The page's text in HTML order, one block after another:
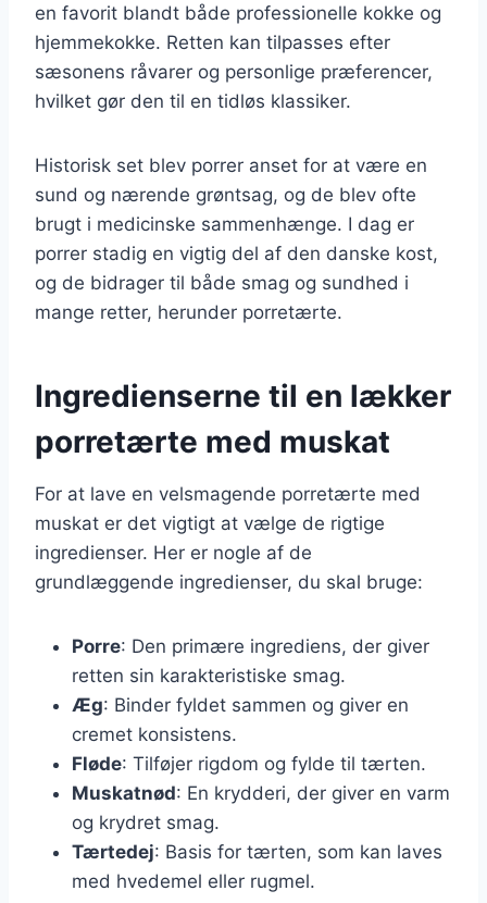
en favorit blandt både professionelle kokke og
hjemmekokke. Retten kan tilpasses efter
sæsonens råvarer og personlige præferencer,
hvilket gør den til en tidløs klassiker.
Historisk set blev porrer anset for at være en
sund og nærende grøntsag, og de blev ofte
brugt i medicinske sammenhænge. I dag er
porrer stadig en vigtig del af den danske kost,
og de bidrager til både smag og sundhed i
mange retter, herunder porretærte.
Ingredienserne til en lækker
porretærte med muskat
For at lave en velsmagende porretærte med
muskat er det vigtigt at vælge de rigtige
ingredienser. Her er nogle af de
grundlæggende ingredienser, du skal bruge:
Porre: Den primære ingrediens, der giver
retten sin karakteristiske smag.
Æg: Binder fyldet sammen og giver en
cremet konsistens.
Fløde: Tilføjer rigdom og fylde til tærten.
Muskatnød: En krydderi, der giver en varm
og krydret smag.
Tærtedej: Basis for tærten, som kan laves
med hvedemel eller rugmel.